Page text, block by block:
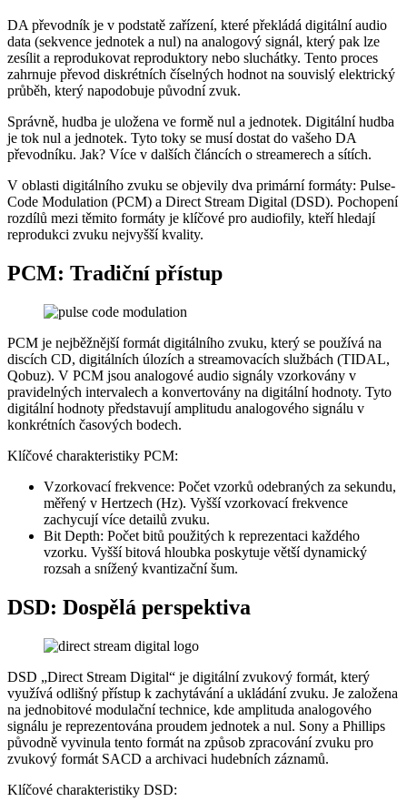
DA převodník je v podstatě zařízení, které překládá digitální audio
data (sekvence jednotek a nul) na analogový signál, který pak lze
zesílit a reprodukovat reproduktory nebo sluchátky. Tento proces
zahrnuje převod diskrétních číselných hodnot na souvislý elektrický
průběh, který napodobuje původní zvuk.
Správně, hudba je uložena ve formě nul a jednotek. Digitální hudba
je tok nul a jednotek. Tyto toky se musí dostat do vašeho DA
převodníku. Jak? Více v dalších článcích o streamerech a sítích.
V oblasti digitálního zvuku se objevily dva primární formáty: Pulse-
Code Modulation (PCM) a Direct Stream Digital (DSD). Pochopení
rozdílů mezi těmito formáty je klíčové pro audiofily, kteří hledají
reprodukci zvuku nejvyšší kvality.
PCM: Tradiční přístup
PCM je nejběžnější formát digitálního zvuku, který se používá na
discích CD, digitálních úlozích a streamovacích službách (TIDAL,
Qobuz). V PCM jsou analogové audio signály vzorkovány v
pravidelných intervalech a konvertovány na digitální hodnoty. Tyto
digitální hodnoty představují amplitudu analogového signálu v
konkrétních časových bodech.
Klíčové charakteristiky PCM:
Vzorkovací frekvence: Počet vzorků odebraných za sekundu,
měřený v Hertzech (Hz). Vyšší vzorkovací frekvence
zachycují více detailů zvuku.
Bit Depth: Počet bitů použitých k reprezentaci každého
vzorku. Vyšší bitová hloubka poskytuje větší dynamický
rozsah a snížený kvantizační šum.
DSD: Dospělá perspektiva
DSD „Direct Stream Digital“ je digitální zvukový formát, který
využívá odlišný přístup k zachytávání a ukládání zvuku. Je založena
na jednobitové modulační technice, kde amplituda analogového
signálu je reprezentována proudem jednotek a nul. Sony a Phillips
původně vyvinula tento formát na způsob zpracování zvuku pro
zvukový formát SACD a archivaci hudebních záznamů.
Klíčové charakteristiky DSD: